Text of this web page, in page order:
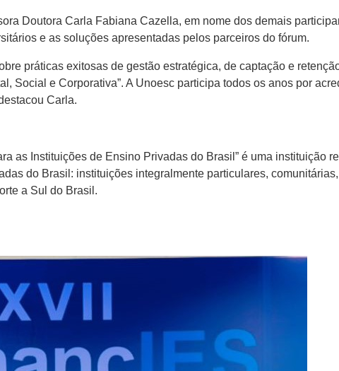
Doutora Carla Fabiana Cazella, em nome dos demais
e as soluções apresentadas pelos parceiros do fórum.
práticas exitosas de gestão estratégica, de captação e
Social e Corporativa”. A Unoesc participa todos os anos por
Carla.
as Instituições de Ensino Privadas do Brasil” é uma instituição
do Brasil: instituições integralmente particulares,
a Sul do Brasil.